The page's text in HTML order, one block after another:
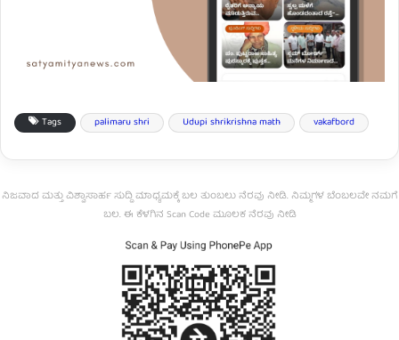
Tags palimaru shri Udupi shrikrishna math vakafbord
ನಿಜವಾದ ಮತ್ತು ವಿಶ್ವಾಸಾರ್ಹ ಸುದ್ದಿ ಮಾಧ್ಯಮಕ್ಕೆ ಬಲ ತುಂಬಲು ನೆರವು ನೀಡಿ. ನಿಮ್ಮಗಳ ಬೆಂಬಲವೇ ನಮಗೆ
ಬಲ. ಈ ಕೆಳಗಿನ Scan Code ಮೂಲಕ ನೆರವು ನೀಡಿ